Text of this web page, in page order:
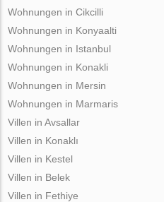
Wohnungen in Cikcilli
Wohnungen in Konyaalti
Wohnungen in Istanbul
Wohnungen in Konakli
Wohnungen in Mersin
Wohnungen in Marmaris
Villen in Avsallar
Villen in Konaklı
Villen in Kestel
Villen in Belek
Villen in Fethiye